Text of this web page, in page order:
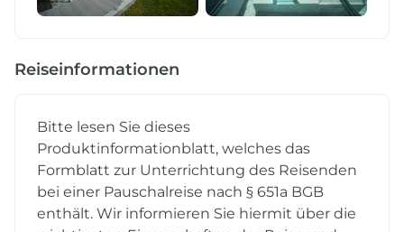
Reiseinformationen
Bitte lesen Sie dieses
Produktinformationblatt, welches das
Formblatt zur Unterrichtung des Reisenden
bei einer Pauschalreise nach § 651a BGB
enthält. Wir informieren Sie hiermit über die